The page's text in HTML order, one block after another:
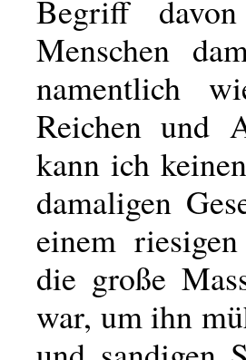
Begriff
Menschen
namentlich
Reichen und
kann ich
damaligen
einem
die große
war, um ihn